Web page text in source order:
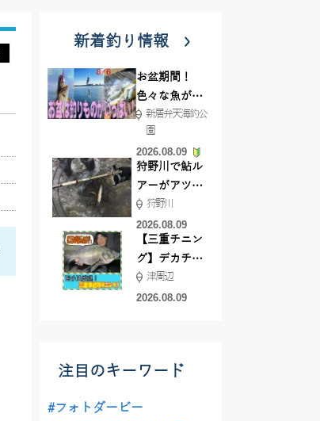
新着釣り情報
お盆期間！
色々な魚が沢
山釣れてます
よ！
新居弁天海釣公
園
2026.08.09
狩野川で鮎ル
アーがアツ
い！！
狩野川
2026.08.09
【三重チニン
グ】デカチヌ
狙いにはあの
ワーム！
津周辺
2026.08.09
注目のキーワード
#フォトダービー